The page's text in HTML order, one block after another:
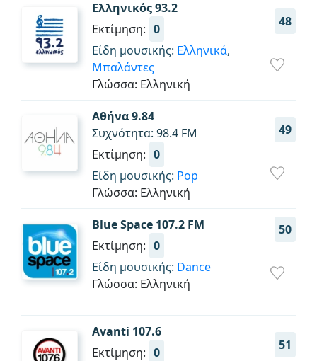
Ελληνικός 93.2
48
Εκτίμηση: 0
Είδη μουσικής: Ελληνικά,
Μπαλάντες
Γλώσσα: Ελληνική
Αθήνα 9.84
49
Συχνότητα: 98.4 FM
Εκτίμηση: 0
Είδη μουσικής: Pop
Γλώσσα: Ελληνική
Blue Space 107.2 FM
50
Εκτίμηση: 0
Είδη μουσικής: Dance
Γλώσσα: Ελληνική
Avanti 107.6
51
Εκτίμηση: 0